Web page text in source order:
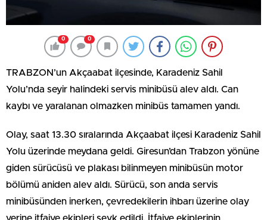
0 0
TRABZON’un Akçaabat ilçesinde, Karadeniz Sahil
Yolu’nda seyir halindeki servis minibüsü alev aldı. Can
kaybı ve yaralanan olmazken minibüs tamamen yandı.
Olay, saat 13.30 sıralarında Akçaabat ilçesi Karadeniz Sahil
Yolu üzerinde meydana geldi. Giresun’dan Trabzon yönüne
giden sürücüsü ve plakası bilinmeyen minibüsün motor
bölümü aniden alev aldı. Sürücü, son anda servis
minibüsünden inerken, çevredekilerin ihbarı üzerine olay
yerine itfaiye ekipleri sevk edildi. İtfaiye ekiplerinin